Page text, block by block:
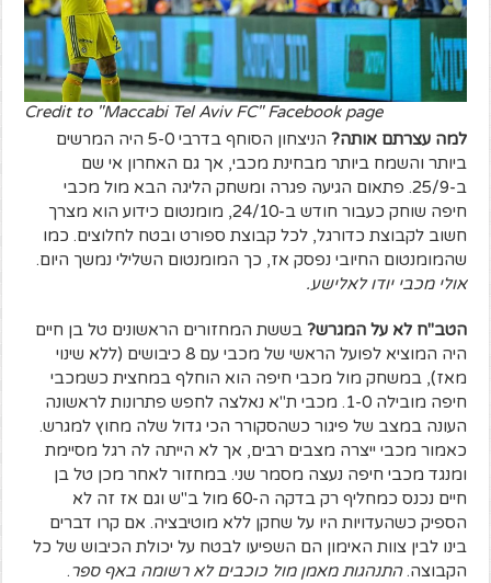
Credit to "Maccabi Tel Aviv FC" Facebook page
למה עצרתם אותה?
הניצחון הסוחף בדרבי 5-0 היה המרשים
ביותר והשמח ביותר מבחינת מכבי, אך גם האחרון אי שם
ב-25/9. פתאום הגיעה פגרה ומשחק הליגה הבא מול מכבי
חיפה שוחק כעבור חודש ב-24/10, מומנטום כידוע הוא מצרך
חשוב לקבוצת כדורגל, לכל קבוצת ספורט ובטח לחלוצים. כמו
שהמומנטום החיובי נפסק אז, כך המומנטום השלילי נמשך היום.
אולי מכבי יודו לאלישע.
הטב"ח לא על המגרש? בששת המחזורים הראשונים טל בן חיים
היה המוציא לפועל הראשי של מכבי עם 8 כיבושים (ללא שינוי
מאז), במשחק מול מכבי חיפה הוא הוחלף במחצית כשמכבי
חיפה מובילה 1-0. מכבי ת"א נאלצה לחפש פתרונות לראשונה
העונה במצב של פיגור כשהסקורר הכי גדול שלה מחוץ למגרש.
כאמור מכבי ייצרה מצבים רבים, אך לא הייתה לה רגל מסיימת
ומנגד מכבי חיפה נעצה מסמר שני. במחזור לאחר מכן טל בן
חיים נכנס כמחליף רק בדקה ה-60 מול ב"ש וגם אז זה לא
הספיק כשהעדויות היו על שחקן ללא מוטיבציה. אם קרו דברים
בינו לבין צוות האימון הם השפיעו לבטח על יכולת הכיבוש של כל
הקבוצה.התנהגות מאמן מול כוכבים לא רשומה באף ספר.